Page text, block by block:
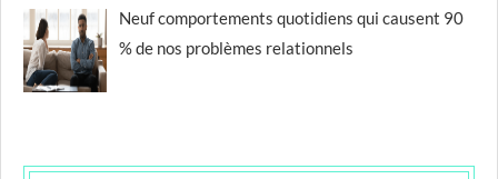
Neuf comportements quotidiens qui causent 90
% de nos problèmes relationnels